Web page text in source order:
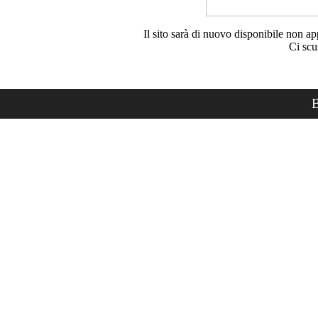
Il sito sarà di nuovo disponibile non
Ci